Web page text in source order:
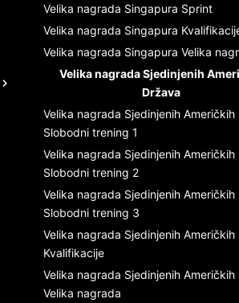
Velika nagrada Singapura Sprint
Velika nagrada Singapura
Velika nagrada Singapura Velika
Velika nagrada Sjedinjenih
Država
Velika nagrada Sjedinjenih Američkih
Slobodni trening 1
Velika nagrada Sjedinjenih Američkih
Slobodni trening 2
Velika nagrada Sjedinjenih Američkih
Slobodni trening 3
Velika nagrada Sjedinjenih Američkih
Kvalifikacije
Velika nagrada Sjedinjenih Američkih
Velika nagrada